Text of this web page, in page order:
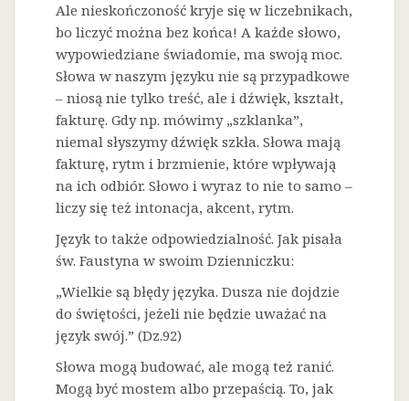
Ale nieskończoność kryje się w liczebnikach,
bo liczyć można bez końca! A każde słowo,
wypowiedziane świadomie, ma swoją moc.
Słowa w naszym języku nie są przypadkowe
– niosą nie tylko treść, ale i dźwięk, kształt,
fakturę. Gdy np. mówimy „szklanka”,
niemal słyszymy dźwięk szkła. Słowa mają
fakturę, rytm i brzmienie, które wpływają
na ich odbiór. Słowo i wyraz to nie to samo –
liczy się też intonacja, akcent, rytm.
Język to także odpowiedzialność. Jak pisała
św. Faustyna w swoim Dzienniczku:
„Wielkie są błędy języka. Dusza nie dojdzie
do świętości, jeżeli nie będzie uważać na
język swój.” (Dz.92)
Słowa mogą budować, ale mogą też ranić.
Mogą być mostem albo przepaścią. To, jak